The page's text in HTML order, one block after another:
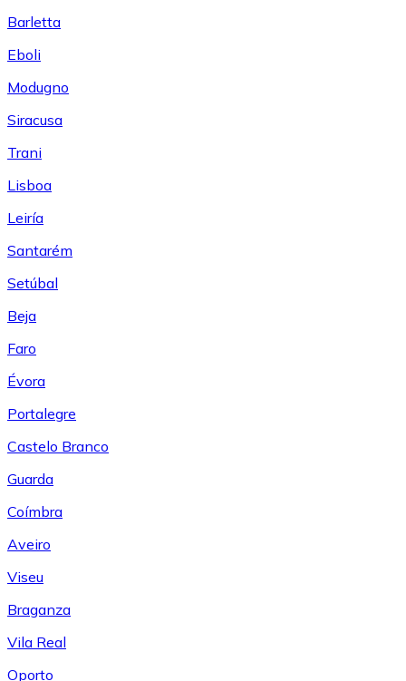
Barletta
Eboli
Modugno
Siracusa
Trani
Lisboa
Leiría
Santarém
Setúbal
Beja
Faro
Évora
Portalegre
Castelo Branco
Guarda
Coímbra
Aveiro
Viseu
Braganza
Vila Real
Oporto